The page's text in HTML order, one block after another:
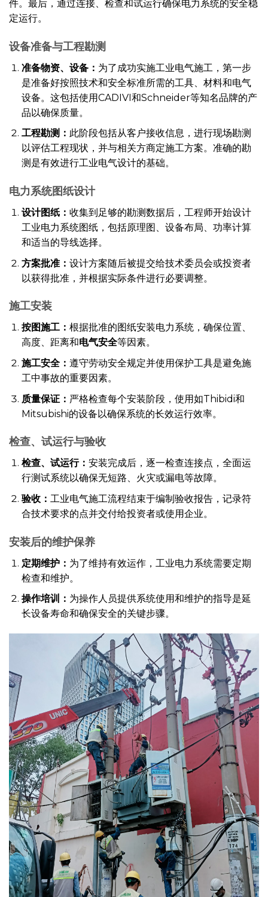
件。最后，通过连接、检查和试运行确保电力系统的安全稳
定运行。
设备准备与工程勘测
准备物资、设备： 为了成功实施工业电气施工，第一步
是准备好按照技术和安全标准所需的工具、材料和电气
设备。这包括使用CADIVI和Schneider等知名品牌的产
品以确保质量。
工程勘测： 此阶段包括从客户接收信息，进行现场勘测
以评估工程现状，并与相关方商定施工方案。准确的勘
测是有效进行工业电气设计的基础。
电力系统图纸设计
设计图纸： 收集到足够的勘测数据后，工程师开始设计
工业电力系统图纸，包括原理图、设备布局、功率计算
和适当的导线选择。
方案批准： 设计方案随后被提交给技术委员会或投资者
以获得批准，并根据实际条件进行必要调整。
施工安装
按图施工： 根据批准的图纸安装电力系统，确保位置、
高度、距离和电气安全等因素。
施工安全： 遵守劳动安全规定并使用保护工具是避免施
工中事故的重要因素。
质量保证： 严格检查每个安装阶段，使用如Thibidi和
Mitsubishi的设备以确保系统的长效运行效率。
检查、试运行与验收
检查、试运行： 安装完成后，逐一检查连接点，全面运
行测试系统以确保无短路、火灾或漏电等故障。
验收： 工业电气施工流程结束于编制验收报告，记录符
合技术要求的点并交付给投资者或使用企业。
安装后的维护保养
定期维护： 为了维持有效运作，工业电力系统需要定期
检查和维护。
操作培训： 为操作人员提供系统使用和维护的指导是延
长设备寿命和确保安全的关键步骤。